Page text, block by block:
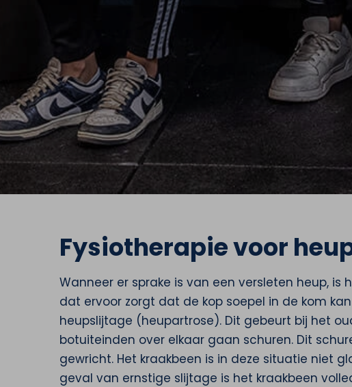
Fysiotherapie voor
Wanneer er sprake is van een versleten heup,
dat ervoor zorgt dat de kop soepel in de kom
heupslijtage (heupartrose). Dit gebeurt bij het
botuiteinden over elkaar gaan schuren. Dit
gewricht. Het kraakbeen is in deze situatie niet
geval van ernstige slijtage is het kraakbeen